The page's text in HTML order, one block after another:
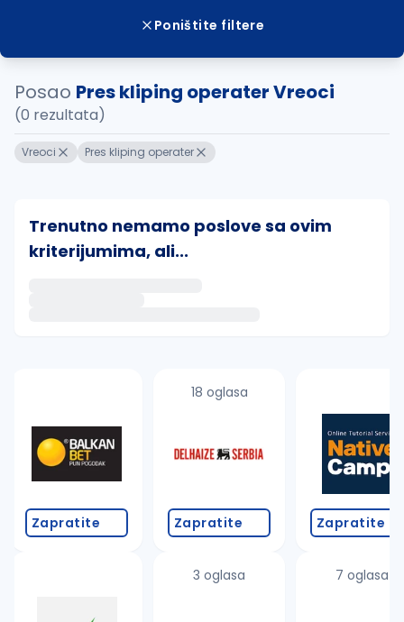
Poništite filtere
Posao Pres kliping operater Vreoci
(0 rezultata)
Vreoci Pres kliping operater
Trenutno nemamo poslove sa ovim
kriterijumima, ali...
Takođe možete da:
proverite pravopisne greške (koristite č, ć, š, đ,
promenite odabrane filtere pretrage
Zapratite
18 oglasa
Zapratite
3 oglasa
Zapratite
7 oglasa